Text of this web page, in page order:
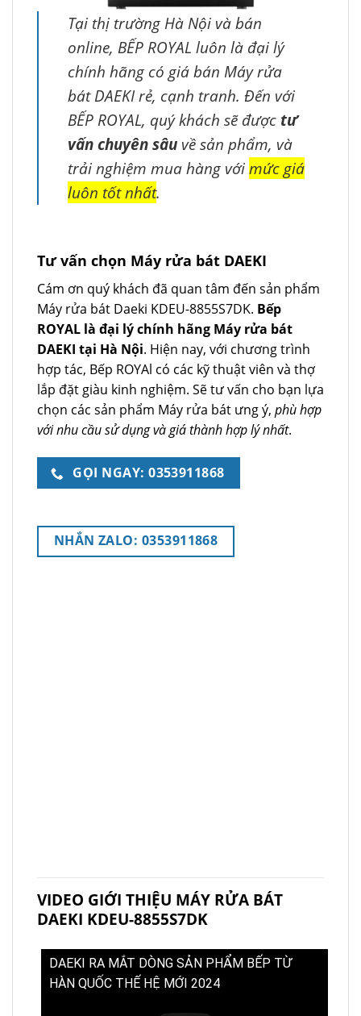
Tại thị trường Hà Nội và bán
online, BẾP ROYAL luôn là đại lý
chính hãng có giá bán Máy rửa
bát DAEKI rẻ, cạnh tranh. Đến với
BẾP ROYAL, quý khách sẽ được tư
vấn chuyên sâu về sản phẩm, và
trải nghiệm mua hàng vớimức giá
luôn tốt nhất.
Tư vấn chọn Máy rửa bát DAEKI
Cám ơn quý khách đã quan tâm đến sản phẩm
Máy rửa bát Daeki KDEU-8855S7DK. Bếp
ROYAL là đại lý chính hãng Máy rửa bát
DAEKI tại Hà Nội. Hiện nay, với chương trình
hợp tác, Bếp ROYAl có các kỹ thuật viên và thợ
lắp đặt giàu kinh nghiệm. Sẽ tư vấn cho bạn lựa
chọn các sản phẩm Máy rửa bát ưng ý, phù hợp
với nhu cầu sử dụng và giá thành hợp lý nhất.
GỌI NGAY: 0353911868
NHẮN ZALO: 0353911868
VIDEO GIỚI THIỆU MÁY RỬA BÁT
DAEKI KDEU-8855S7DK
DAEKI RA MẮT DÒNG SẢN PHẨM BẾP TỪ
HÀN QUỐC THẾ HỆ MỚI 2024